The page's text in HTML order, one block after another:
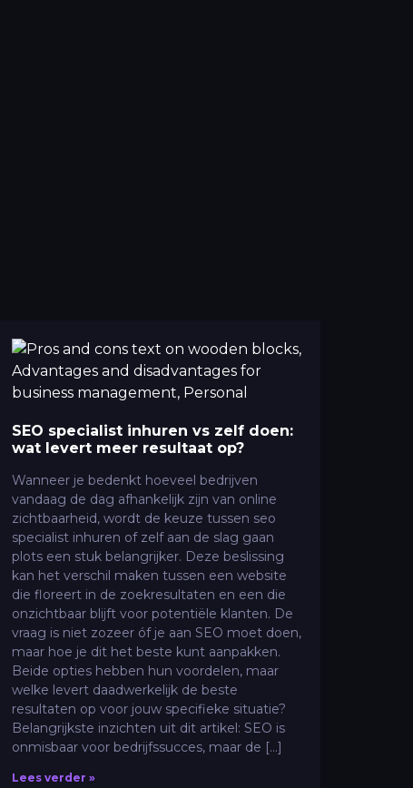
SEO specialist inhuren vs zelf doen:
wat levert meer resultaat op?
Wanneer je bedenkt hoeveel bedrijven
vandaag de dag afhankelijk zijn van online
zichtbaarheid, wordt de keuze tussen seo
specialist inhuren of zelf aan de slag gaan
plots een stuk belangrijker. Deze beslissing
kan het verschil maken tussen een website
die floreert in de zoekresultaten en een die
onzichtbaar blijft voor potentiële klanten. De
vraag is niet zozeer óf je aan SEO moet doen,
maar hoe je dit het beste kunt aanpakken.
Beide opties hebben hun voordelen, maar
welke levert daadwerkelijk de beste
resultaten op voor jouw specifieke situatie?
Belangrijkste inzichten uit dit artikel: SEO is
onmisbaar voor bedrijfssucces, maar de […]
Lees verder »